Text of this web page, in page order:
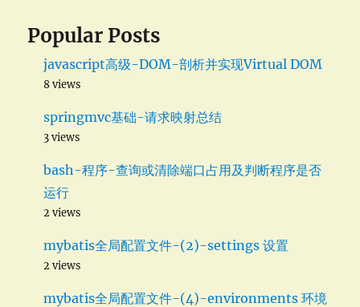
Popular Posts
javascript高级-DOM-剖析并实现Virtual DOM
8 views
springmvc基础-请求映射总结
3 views
bash-程序-查询或清除端口占用及判断程序是否
运行
2 views
mybatis全局配置文件-(2)-settings 设置
2 views
mybatis全局配置文件-(4)-environments 环境